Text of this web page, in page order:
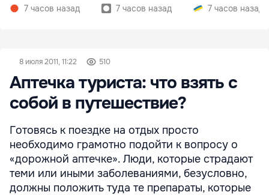
7 часов назад
7 часов назад
7 часов назад
8 июля 2011, 11:22 510
Аптечка туриста: что взять с
собой в путешествие?
Готовясь к поездке на отдых просто
необходимо грамотно подойти к вопросу о
«дорожной аптечке». Люди, которые страдают
теми или иными заболеваниями, безусловно,
должны положить туда те препараты, которые